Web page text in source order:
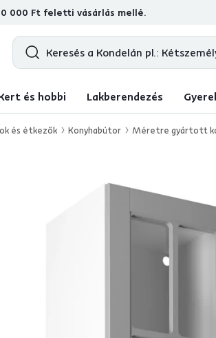
000 Ft feletti vásárlás mellé.
285 ellenőrzött termékértékelések
és hobbi Lakberendezés
és étkezők Konyhabútor Méretre gyártott